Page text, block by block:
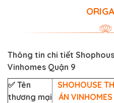
Thông tin chi tiết
Vinhomes Quận 9
✅ Tên
thương mại
SHOHOUSE
ÁN